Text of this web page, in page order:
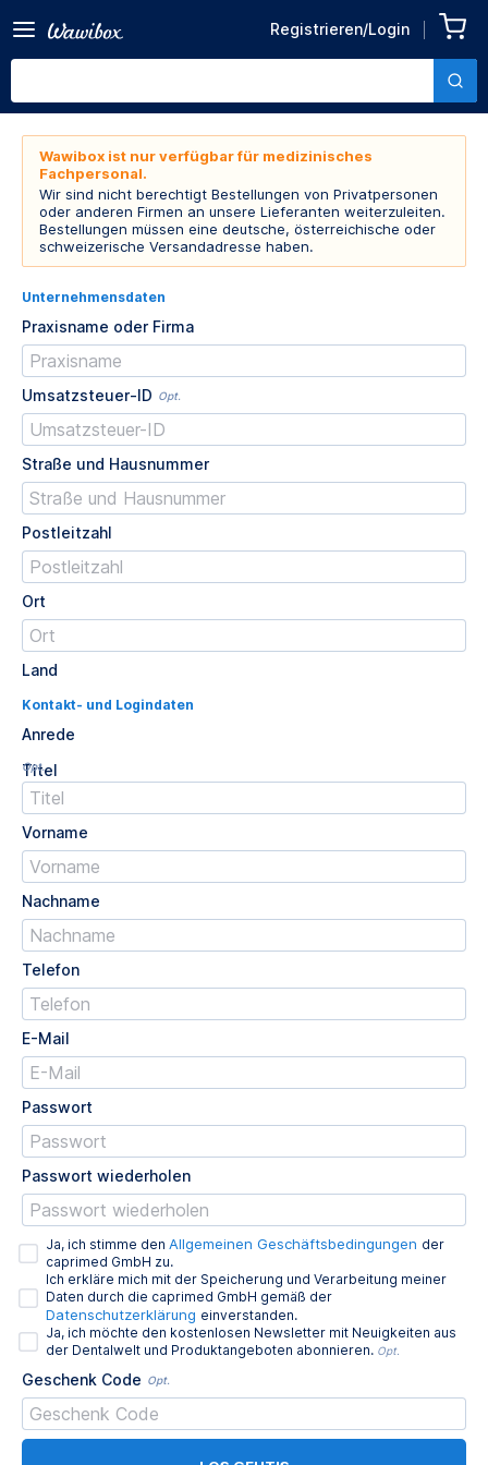
Registrieren/Login
Wawibox ist nur verfügbar für medizinisches
Fachpersonal.
Wir sind nicht berechtigt Bestellungen von Privatpersonen
oder anderen Firmen an unsere Lieferanten weiterzuleiten.
Bestellungen müssen eine deutsche, österreichische oder
schweizerische Versandadresse haben.
Unternehmensdaten
Praxisname oder Firma
Umsatzsteuer-ID Opt.
Straße und Hausnummer
Postleitzahl
Ort
Land
Kontakt- und Logindaten
Anrede
Titel
Opt.
Vorname
Nachname
Telefon
E-Mail
Passwort
Passwort wiederholen
Ja, ich stimme den Allgemeinen Geschäftsbedingungen der
caprimed GmbH zu.
Ich erkläre mich mit der Speicherung und Verarbeitung meiner
Daten durch die caprimed GmbH gemäß der
Datenschutzerklärung einverstanden.
Ja, ich möchte den kostenlosen Newsletter mit Neuigkeiten aus
der Dentalwelt und Produktangeboten abonnieren. Opt.
Geschenk Code Opt.